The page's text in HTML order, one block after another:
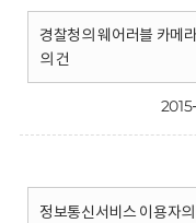
경찰청의 웨어러블 카메
의 건
정보통신서비스 이용자